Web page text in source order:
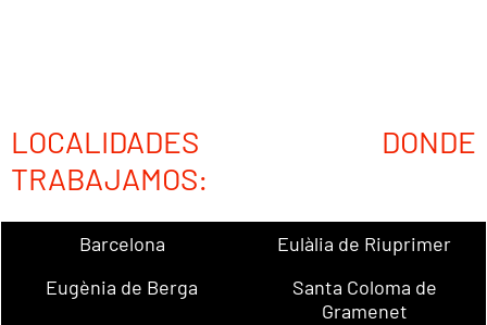
LOCALIDADES DONDE
TRABAJAMOS:
Barcelona
Eulàlia de Riuprimer
Eugènia de Berga
Santa Coloma de
Gramenet